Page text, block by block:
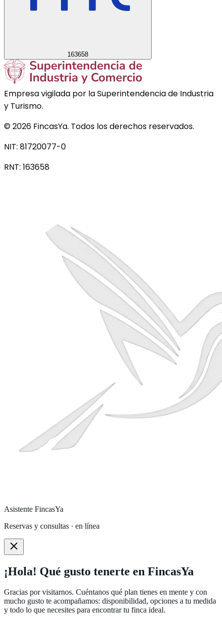
163658
Empresa vigilada por la Superintendencia de Industria
y Turismo.
©2026 FincasYa. Todos los derechos reservados.
NIT: 81720077-0
RNT: 163658
Asistente FincasYa
Reservas y consultas · en línea
¡Hola! Qué gusto tenerte en FincasYa
Gracias por visitarnos. Cuéntanos qué plan tienes en mente y con
mucho gusto te acompañamos: disponibilidad, opciones a tu medida
y todo lo que necesites para encontrar tu finca ideal.